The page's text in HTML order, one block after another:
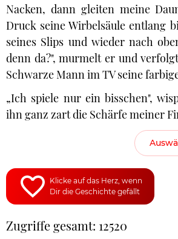
Nacken, dann gleiten meine
Druck seine Wirbelsäule entlang
seines Slips und wieder nach
denn da?", murmelt er und
Schwarze Mann im TV seine
„Ich spiele nur ein bisschen",
ihn ganz zart die Schärfe meiner
Klicke auf das Herz, wenn
Dir die Geschichte gefällt
Zugriffe gesamt: 12520